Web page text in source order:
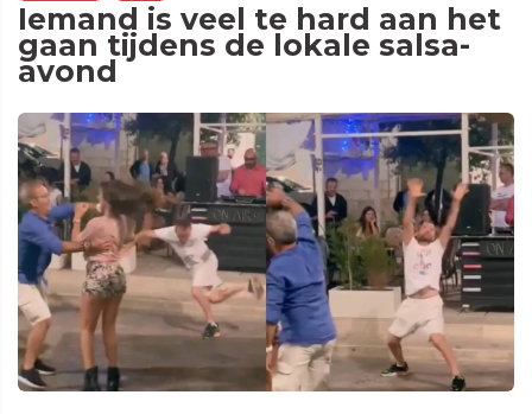
Iemand is veel te hard aan het
gaan tijdens de lokale salsa-
avond